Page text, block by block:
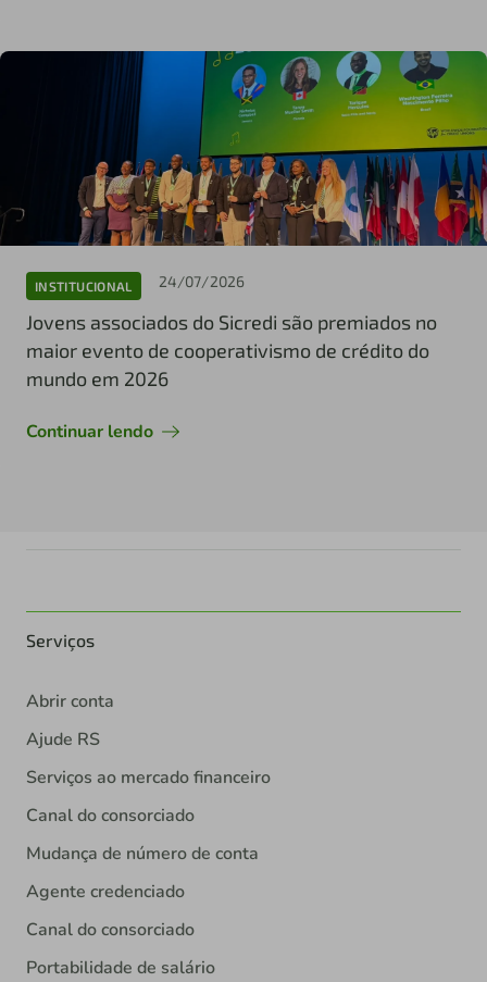
INSTITUCIONAL 24/07/2026
Jovens associados do Sicredi são premiados no
maior evento de cooperativismo de crédito do
mundo em 2026
Continuar lendo
Serviços
Abrir conta
Ajude RS
Serviços ao mercado financeiro
Canal do consorciado
Mudança de número de conta
Agente credenciado
Canal do consorciado
Portabilidade de salário